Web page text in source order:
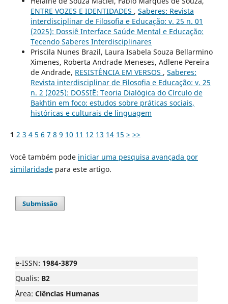
ENTRE VOZES E IDENTIDADES , Saberes: Revista
interdisciplinar de Filosofia e Educação: v. 25 n. 01
(2025): Dossiê Interface Saúde Mental e Educação:
Tecendo Saberes Interdisciplinares
Priscila Nunes Brazil, Laura Isabela Souza Bellarmino
Ximenes, Roberta Andrade Meneses, Adlene Pereira
de Andrade, RESISTÊNCIA EM VERSOS , Saberes:
Revista interdisciplinar de Filosofia e Educação: v. 25
n. 2 (2025): DOSSIÊ: Teoria Dialógica do Círculo de
Bakhtin em foco: estudos sobre práticas sociais,
históricas e culturais de linguagem
1 2 3 4 5 6 7 8 9 10 11 12 13 14 15 > >>
Você também pode iniciar uma pesquisa avançada por
similaridadepara este artigo.
Submissão
e-ISSN: 1984-3879
Qualis: B2
Área: Ciências Humanas